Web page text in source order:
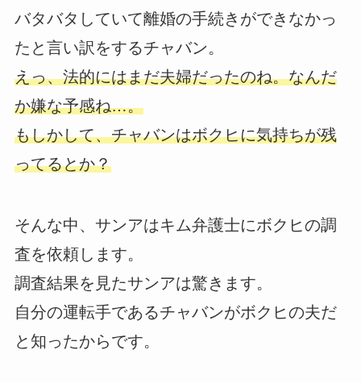
バタバタしていて離婚の手続きができなかっ
たと言い訳をするチャバン。
えっ、法的にはまだ夫婦だったのね。なんだ
か嫌な予感ね…。
もしかして、チャバンはボクヒに気持ちが残
ってるとか？
そんな中、サンアはキム弁護士にボクヒの調
査を依頼します。
調査結果を見たサンアは驚きます。
自分の運転手であるチャバンがボクヒの夫だ
と知ったからです。